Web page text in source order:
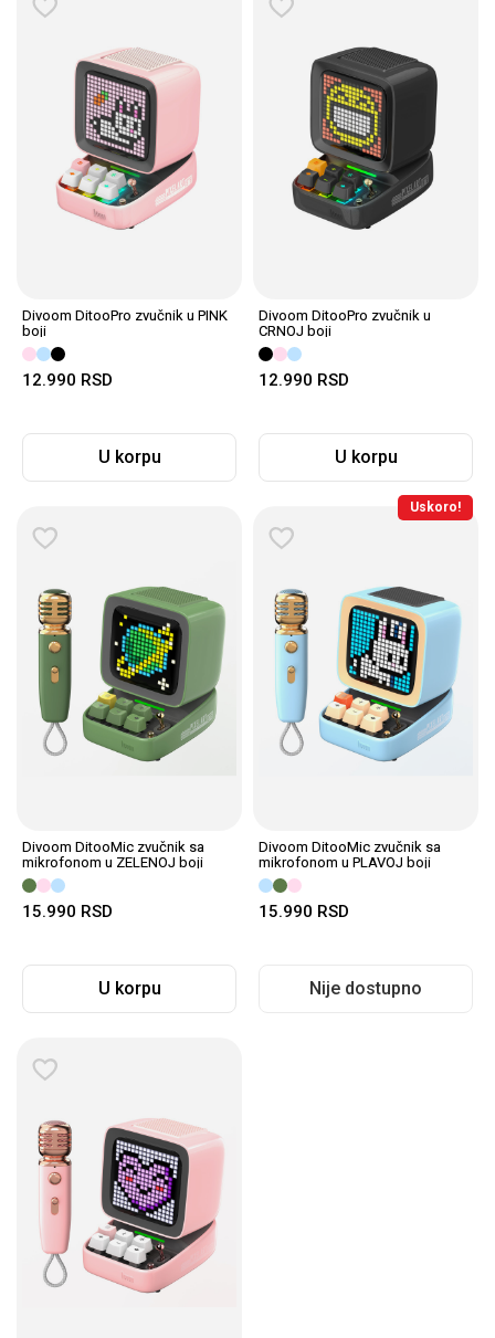
Divoom DitooPro zvučnik u PINK
boji
12.990 RSD
U korpu
Divoom DitooPro zvučnik u
CRNOJ boji
12.990 RSD
U korpu
Divoom DitooMic zvučnik sa
mikrofonom u ZELENOJ boji
15.990 RSD
U korpu
Uskoro!
Divoom DitooMic zvučnik sa
mikrofonom u PLAVOJ boji
15.990 RSD
Nije dostupno